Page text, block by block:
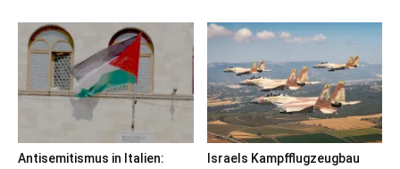
Antisemitismus in Italien:
Israels Kampfflugzeugbau